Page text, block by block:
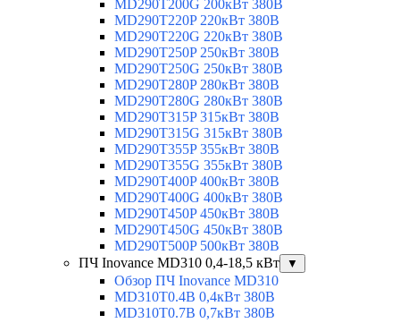
MD290T200G 200кВт 380В
MD290T220P 220кВт 380В
MD290T220G 220кВт 380В
MD290T250P 250кВт 380В
MD290T250G 250кВт 380В
MD290T280P 280кВт 380В
MD290T280G 280кВт 380В
MD290T315P 315кВт 380В
MD290T315G 315кВт 380В
MD290T355P 355кВт 380В
MD290T355G 355кВт 380В
MD290T400P 400кВт 380В
MD290T400G 400кВт 380В
MD290T450P 450кВт 380В
MD290T450G 450кВт 380В
MD290T500P 500кВт 380В
ПЧ Inovance MD310 0,4-18,5 кВт
▼
Обзор ПЧ Inovance MD310
MD310T0.4B 0,4кВт 380В
MD310T0.7B 0,7кВт 380В